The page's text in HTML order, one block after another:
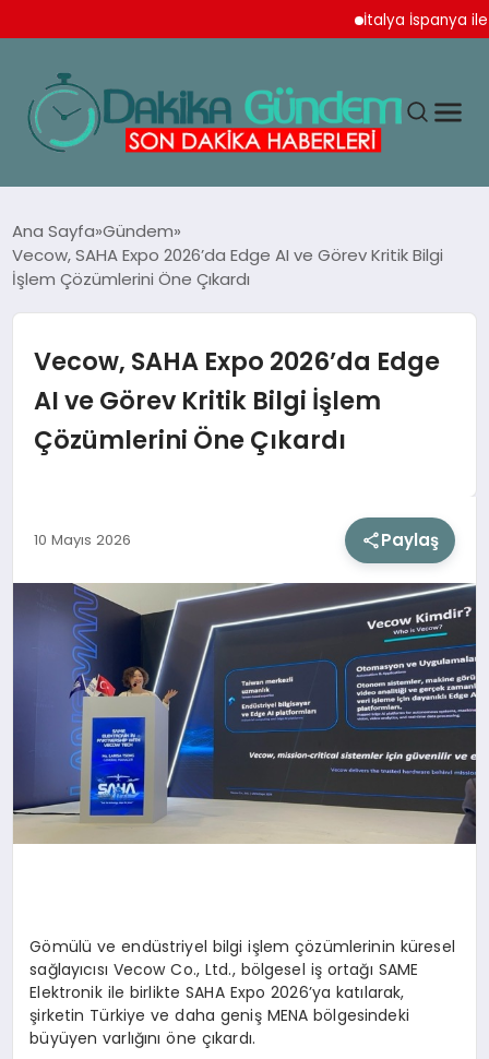
İtalya İspanya ile
TEKNOLOJI
SPOR
YAŞAM
SIYASET
SAĞLIK
Ana Sayfa Gündem
Vecow, SAHA Expo 2026’da Edge AI ve Görev Kritik Bilgi
İşlem Çözümlerini Öne Çıkardı
Vecow, SAHA Expo 2026’da Edge
AI ve Görev Kritik Bilgi İşlem
Çözümlerini Öne Çıkardı
10 Mayıs 2026 Paylaş
Gömülü ve endüstriyel bilgi işlem çözümlerinin küresel
sağlayıcısı Vecow Co., Ltd., bölgesel iş ortağı SAME
Elektronik ile birlikte SAHA Expo 2026’ya katılarak,
şirketin Türkiye ve daha geniş MENA bölgesindeki
büyüyen varlığını öne çıkardı.